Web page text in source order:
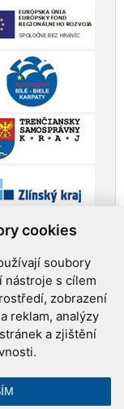
cookies
soubory
nástroje s cílem
zobrazení
reklam, analýzy
a zjištění
Valašské Meziříčí
spolupráce
cestování.
programu